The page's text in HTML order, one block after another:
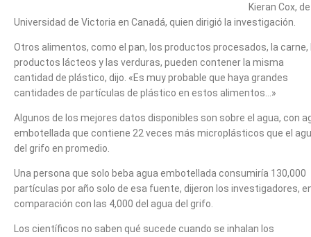
Kieran Cox,
Universidad de Victoria en Canadá, quien dirigió la investigación.
Otros alimentos, como el pan, los productos procesados, la carne,
productos lácteos y las verduras, pueden contener la misma
cantidad de plástico, dijo. «Es muy probable que haya grandes
cantidades de partículas de plástico en estos alimentos…»
Algunos de los mejores datos disponibles son sobre el agua, con
embotellada que contiene 22 veces más microplásticos que el
del grifo en promedio.
Una persona que solo beba agua embotellada consumiría 130,000
partículas por año solo de esa fuente, dijeron los investigadores,
comparación con las 4,000 del agua del grifo.
Los científicos no saben qué sucede cuando se inhalan los